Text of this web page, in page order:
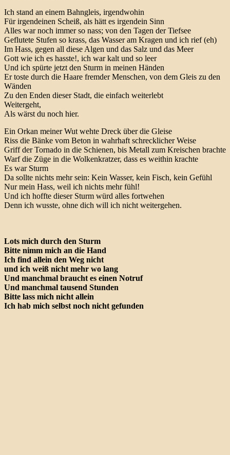
Ich stand an einem Bahngleis, irgendwohin
Für irgendeinen Scheiß, als hätt es irgendein Sinn
Alles war noch immer so nass; von den Tagen der Tiefsee
Geflutete Stufen so krass, das Wasser am Kragen und ich rief (eh)
Im Hass, gegen all diese Algen und das Salz und das Meer
Gott wie ich es hasste!, ich war kalt und so leer
Und ich spürte jetzt den Sturm in meinen Händen
Er toste durch die Haare fremder Menschen, von dem Gleis zu den
Wänden
Zu den Enden dieser Stadt, die einfach weiterlebt
Weitergeht,
Als wärst du noch hier.
Ein Orkan meiner Wut wehte Dreck über die Gleise
Riss die Bänke vom Beton in wahrhaft schrecklicher Weise
Griff der Tornado in die Schienen, bis Metall zum Kreischen brachte
Warf die Züge in die Wolkenkratzer, dass es weithin krachte
Es war Sturm
Da sollte nichts mehr sein: Kein Wasser, kein Fisch, kein Gefühl
Nur mein Hass, weil ich nichts mehr fühl!
Und ich hoffte dieser Sturm würd alles fortwehen
Denn ich wusste, ohne dich will ich nicht weitergehen.
Lots mich durch den Sturm
Bitte nimm mich an die Hand
Ich find allein den Weg nicht
und ich weiß nicht mehr wo lang
Und manchmal braucht es einen Notruf
Und manchmal tausend Stunden
Bitte lass mich nicht allein
Ich hab mich selbst noch nicht gefunden